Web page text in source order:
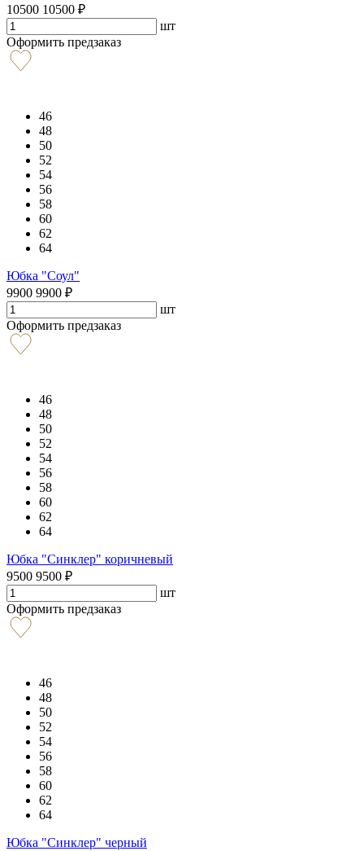
10500 10500 ₽
шт
Оформить предзаказ
46
48
50
52
54
56
58
60
62
64
Юбка "Соул"
9900 9900 ₽
шт
Оформить предзаказ
46
48
50
52
54
56
58
60
62
64
Юбка "Синклер" коричневый
9500 9500 ₽
шт
Оформить предзаказ
46
48
50
52
54
56
58
60
62
64
Юбка "Синклер" черный